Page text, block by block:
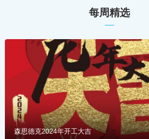
每周精选
森思德克2024年开工大吉